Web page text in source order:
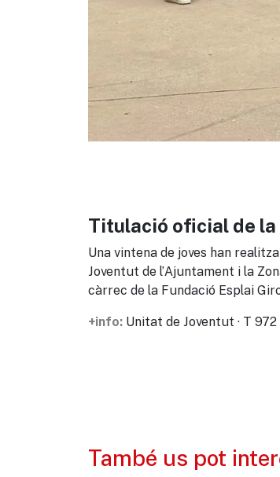
Titulació oficial de la
Una vintena de joves han
Joventut de l’Ajuntament i la
càrrec de la Fundació Esplai
+info: Unitat de Joventut · T 972
També us pot